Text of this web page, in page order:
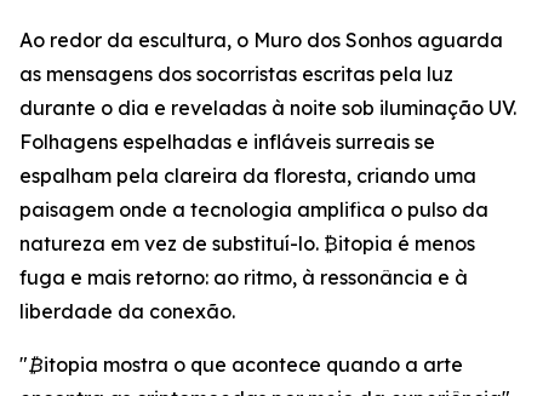
Ao redor da escultura, o Muro dos Sonhos aguarda
as mensagens dos socorristas escritas pela luz
durante o dia e reveladas à noite sob iluminação UV.
Folhagens espelhadas e infláveis surreais se
espalham pela clareira da floresta, criando uma
paisagem onde a tecnologia amplifica o pulso da
natureza em vez de substituí-lo. ₿itopia é menos
fuga e mais retorno: ao ritmo, à ressonância e à
liberdade da conexão.
"₿itopia mostra o que acontece quando a arte